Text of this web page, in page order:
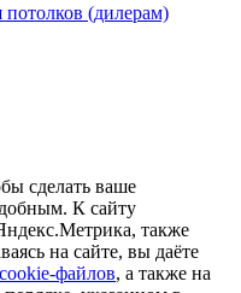
(дилерам)
сделать ваше
К cайту
также
на сайте, вы даёте
файлов, а также на